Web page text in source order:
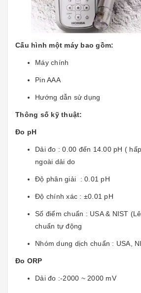
Cấu hình một máy bao gồm:
Máy chính
Pin AAA
Hướng dẫn sử dụng
Thông số kỹ thuật:
Đo pH
Dải đo : 0.00 đến 14.00 pH (
ngoài dải do
Độ phân giải : 0.01 pH
Độ chính xác : ±0.01 pH
Số điểm chuẩn : USA & NIST
chuẩn tự động
Nhóm dung dịch chuẩn : USA,
Đo ORP
Dải đo :-2000 ~ 2000 mV